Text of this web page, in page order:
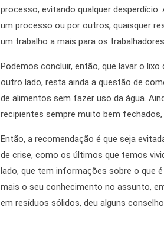
processo, evitando qualquer
um processo ou por outros, quaisquer
um trabalho a mais para os
Podemos concluir, então, que lavar o
outro lado, resta ainda a questão de
de alimentos sem fazer uso da água.
recipientes sempre muito bem
Então, a recomendação é que seja
de crise, como os últimos que temos
lado, que tem informações sobre o que
mais o seu conhecimento no assunto,
em resíduos sólidos, deu alguns